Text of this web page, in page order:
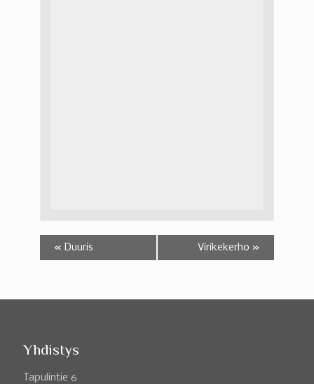
« Duuris Virikekerho »
Yhdistys
Tapulintie 6